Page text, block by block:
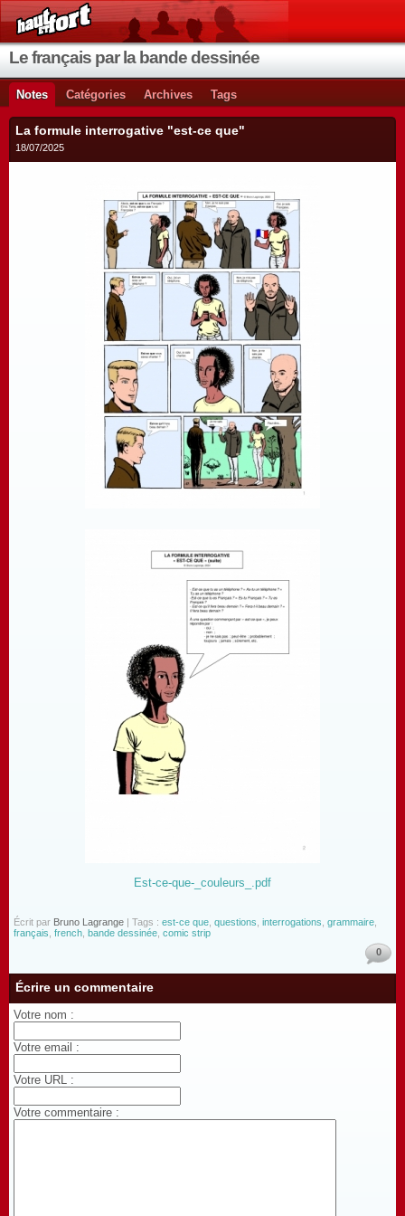
Le français par la bande dessinée
Notes Catégories Archives Tags
La formule interrogative "est-ce que"
18/07/2025
Est-ce-que-_couleurs_.pdf
Écrit par Bruno Lagrange | Tags : est-ce que questions interrogations grammaire
français french bande dessinée comic strip
0
Écrire un commentaire
Votre nom :
Votre email :
Votre URL :
Votre commentaire :